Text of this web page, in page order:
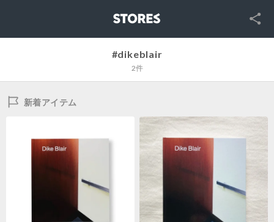
SNS
#dikeblair
2件
新着アイテム